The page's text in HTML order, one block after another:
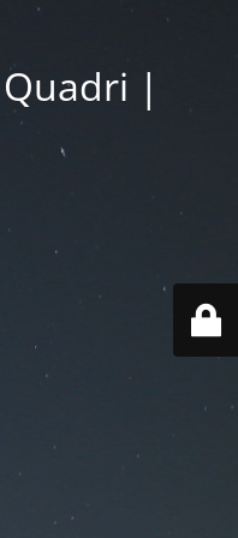
|